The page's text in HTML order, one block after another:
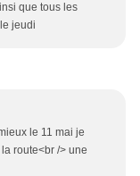
que tous les
jeudi
le 11 mai je
route<br /> une